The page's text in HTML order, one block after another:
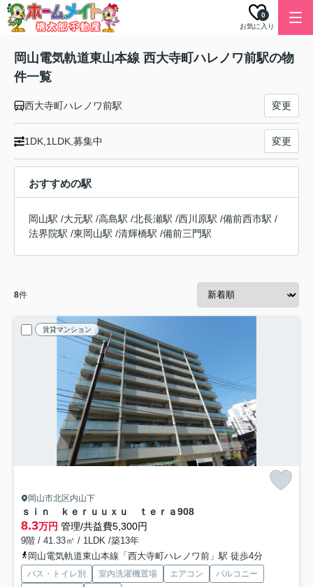
お気に入り
0
岡山電気軌道東山本線 西大寺町ハレノワ前駅の物
件一覧
西大寺町ハレノワ前駅 変更
1DK,1LDK,募集中 変更
おすすめの駅
岡山駅 /大元駅 /高島駅 /北長瀬駅 /西川原駅 /備前西市駅 /
法界院駅 /東岡山駅 /清輝橋駅 /備前三門駅
8件
賃貸マンション
岡山市北区内山下
ｓｉｎ ｋｅｒｕｕｘｕ ｔｅｒａ908
8.3万円 管理/共益費5,300円
9階 / 41.33㎡ / 1LDK /築13年
岡山電気軌道東山本線「西大寺町ハレノワ前」駅 徒歩4分
バス・トイレ別 室内洗濯機置場 エアコン
バルコニー